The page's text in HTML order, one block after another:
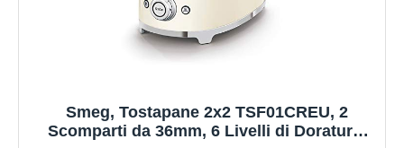
Smeg, Tostapane 2x2 TSF01CREU, 2
Scomparti da 36mm, 6 Livelli di Doratura,